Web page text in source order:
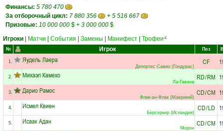
Финансы: 5 780 470
За отборочный цикл: 7 880 356 + 5 516 667
Призовые: 10 000 000 $ + 3 000 000 $
Игроки
Матчи События Замены Манифест Трофеи 4
№ Игрок Поз
1. Яудель Лаера
Депортес Савио (Гондурас)
CF
2. Михаэл Камехо
Ла-Гавана
RD/RM
3. Дарио Рамос
Флик-ан-Флак (Маврикий)
CD/CM
4. Исмел Квиен
Берсеркир (Исландия)
CD/LD
5. Исаак Адан
Морон
CD/CM